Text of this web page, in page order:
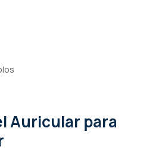
Auricular para